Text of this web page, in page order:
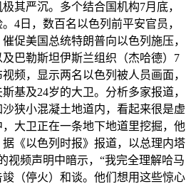
其严沉。多个结合国机构7月底，
4日，数百名以色列前平安官员，
促美国总统特朗普向以色列施压，
巴勒斯坦伊斯兰组织（杰哈德）7
频，显示两名以色列被人员画面，
基及24岁的大卫。分析多家报道，
狭小混凝土地道内，看起来很是虚
大卫正在一条地下地道里挖掘，他
《以色列时报》报道，以总理内塔
视频声明中暗示，“我完全理解哈马
（停火）和谈。他们想用这些惊心